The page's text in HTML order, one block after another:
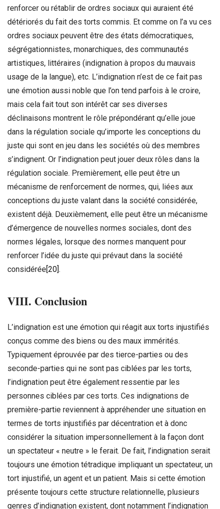
renforcer ou rétablir de ordres sociaux qui auraient été
détériorés du fait des torts commis. Et comme on l’a vu ces
ordres sociaux peuvent être des états démocratiques,
ségrégationnistes, monarchiques, des communautés
artistiques, littéraires (indignation à propos du mauvais
usage de la langue), etc. L’indignation n’est de ce fait pas
une émotion aussi noble que l’on tend parfois à le croire,
mais cela fait tout son intérêt car ses diverses
déclinaisons montrent le rôle prépondérant qu’elle joue
dans la régulation sociale qu’importe les conceptions du
juste qui sont en jeu dans les sociétés où des membres
s’indignent. Or l’indignation peut jouer deux rôles dans la
régulation sociale. Premièrement, elle peut être un
mécanisme de renforcement de normes, qui, liées aux
conceptions du juste valant dans la société considérée,
existent déjà. Deuxièmement, elle peut être un mécanisme
d’émergence de nouvelles normes sociales, dont des
normes légales, lorsque des normes manquent pour
renforcer l’idée du juste qui prévaut dans la société
considérée [20] .
VIII. Conclusion
L’indignation est une émotion qui réagit aux torts injustifiés
conçus comme des biens ou des maux immérités.
Typiquement éprouvée par des tierce-parties ou des
seconde-parties qui ne sont pas ciblées par les torts,
l’indignation peut être également ressentie par les
personnes ciblées par ces torts. Ces indignations de
première-partie reviennent à appréhender une situation en
termes de torts injustifiés par décentration et à donc
considérer la situation impersonnellement à la façon dont
un spectateur « neutre » le ferait. De fait, l’indignation serait
toujours une émotion tétradique impliquant un spectateur, un
tort injustifié, un agent et un patient. Mais si cette émotion
présente toujours cette structure relationnelle, plusieurs
genres d’indignation existent, dont notamment l’indignation